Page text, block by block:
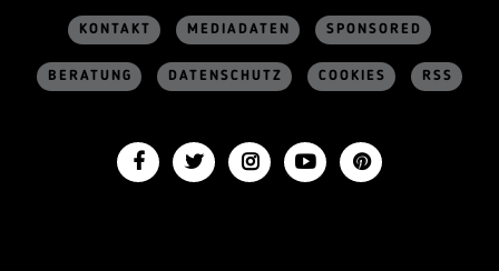
KONTAKT MEDIADATEN SPONSORED
BERATUNG DATENSCHUTZ COOKIES RSS